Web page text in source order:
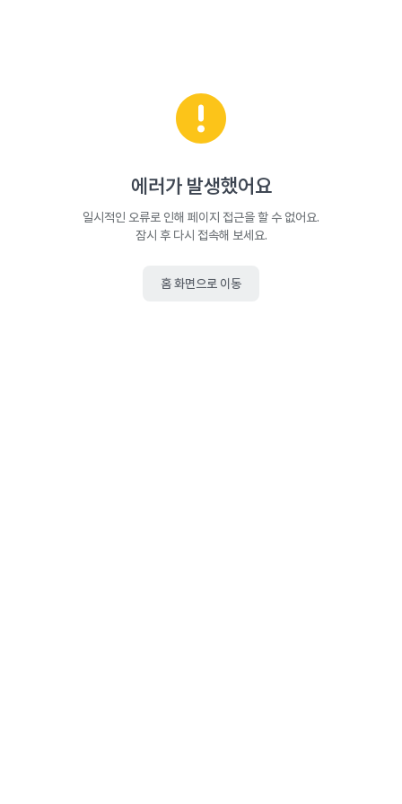
에러가 발생했어요
일시적인 오류로 인해 페이지 접근을 할 수 없어요.
잠시 후 다시 접속해 보세요.
홈 화면으로 이동